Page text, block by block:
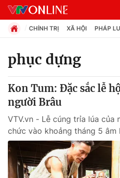
Chuyên mục
Chính trị
Xã hội
Pháp luật
CHÍNH TRỊ XÃ HỘI PHÁP
phục dựng
Kon Tum: Đặc sắc lễ
người Brâu
VTV.vn - Lễ cúng trỉa lúa của
chức vào khoảng tháng 5 âm